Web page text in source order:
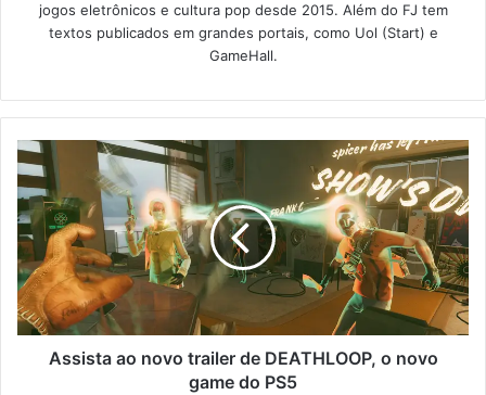
jogos eletrônicos e cultura pop desde 2015. Além do FJ tem
textos publicados em grandes portais, como Uol (Start) e
GameHall.
Assista ao novo trailer de DEATHLOOP, o novo
game do PS5